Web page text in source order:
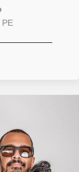
PE